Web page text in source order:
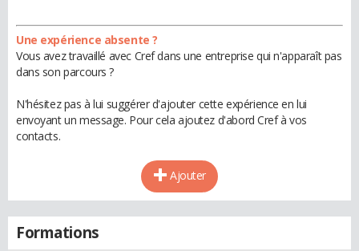
Une expérience absente ?
Vous avez travaillé avec Cref dans une entreprise qui n'apparaît pas
dans son parcours ?
N'hésitez pas à lui suggérer d'ajouter cette expérience en lui
envoyant un message. Pour cela ajoutez d'abord Cref à vos
contacts.
Ajouter
Formations